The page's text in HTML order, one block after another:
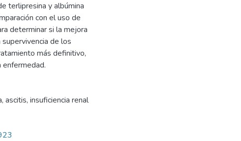
terlipresina y albúmina
con el uso de
determinar si la mejora
de los
más definitivo,
, ascitis, insuficiencia renal